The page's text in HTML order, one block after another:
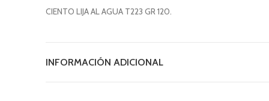
CIENTO LIJA AL AGUA T223 GR 120.
INFORMACIÓN ADICIONAL